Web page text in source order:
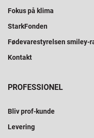
Fokus på klima
StarkFonden
Fødevarestyrelsen smiley-
Kontakt
PROFESSIONEL
Bliv prof-kunde
Levering